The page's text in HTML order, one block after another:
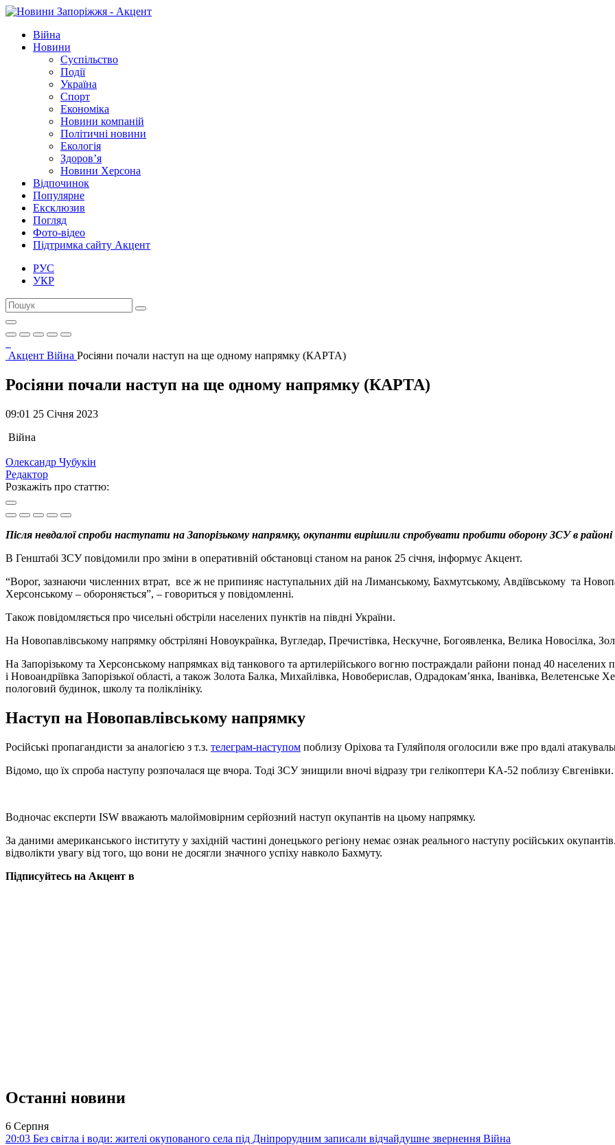
Війна
Новини
Суспільство
Події
Україна
Спорт
Економіка
Новини компаній
Політичні новини
Екологія
Здоров’я
Новини Херсона
Відпочинок
Популярне
Ексклюзив
Погляд
Фото-відео
Підтримка сайту Акцент
РУС
УКР
Акцент Війна Росіяни почали наступ на ще одному напрямку (КАРТА)
Росіяни почали наступ на ще одному напрямку (КАРТА)
09:01 25 Січня 2023
Війна
Олександр Чубукін
Редактор
Розкажіть про статтю:
Після невдалої спроби наступати на Запорізькому напрямку, окупанти вирішили спробувати пробити оборону ЗСУ в
В Генштабі ЗСУ повідомили про зміни в оперативній обстановці станом на ранок 25 січня, інформує Акцент.
“Ворог, зазнаючи численних втрат, все ж не припиняє наступальних дій на Лиманському, Бахмутському, Авдіївському та
Херсонському – обороняється”, – говориться у повідомленні.
Також повідомляється про чисельні обстріли населених пунктів на півдні України.
На Новопавлівському напрямку обстріляні Новоукраїнка, Вугледар, Пречистівка, Нескучне, Богоявленка, Велика Новосілка,
На Запорізькому та Херсонському напрямках від танкового та артилерійського вогню постраждали райони понад 40
і Новоандріївка Запорізької області, а також Золота Балка, Михайлівка, Новоберислав, Одрадокам’янка, Іванівка, Велетенське
пологовий будинок, школу та поліклініку.
Наступ на Новопавлівському напрямку
Російські пропагандисти за аналогією з т.з. телеграм-наступом поблизу Оріхова та Гуляйполя оголосили вже про вдалі
Відомо, що їх спроба наступу розпочалася ще вчора. Тоді ЗСУ знищили вночі відразу три гелікоптери КА-52 поблизу
Водночас експерти ISW вважають малоймовірним серйозний наступ окупантів на цьому напрямку.
За даними американського інституту у західній частині донецького регіону немає ознак реального наступу російських
відволікти увагу від того, що вони не досягли значного успіху навколо Бахмуту.
Підписуйтесь на Акцент в
Останні новини
6 Серпня
20:03 Без світла і води: жителі окупованого села під Дніпрорудним записали відчайдушне звернення Війна